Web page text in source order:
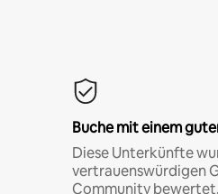
Buche mit einem
Diese Unterkünfte
vertrauenswürdigen
Community